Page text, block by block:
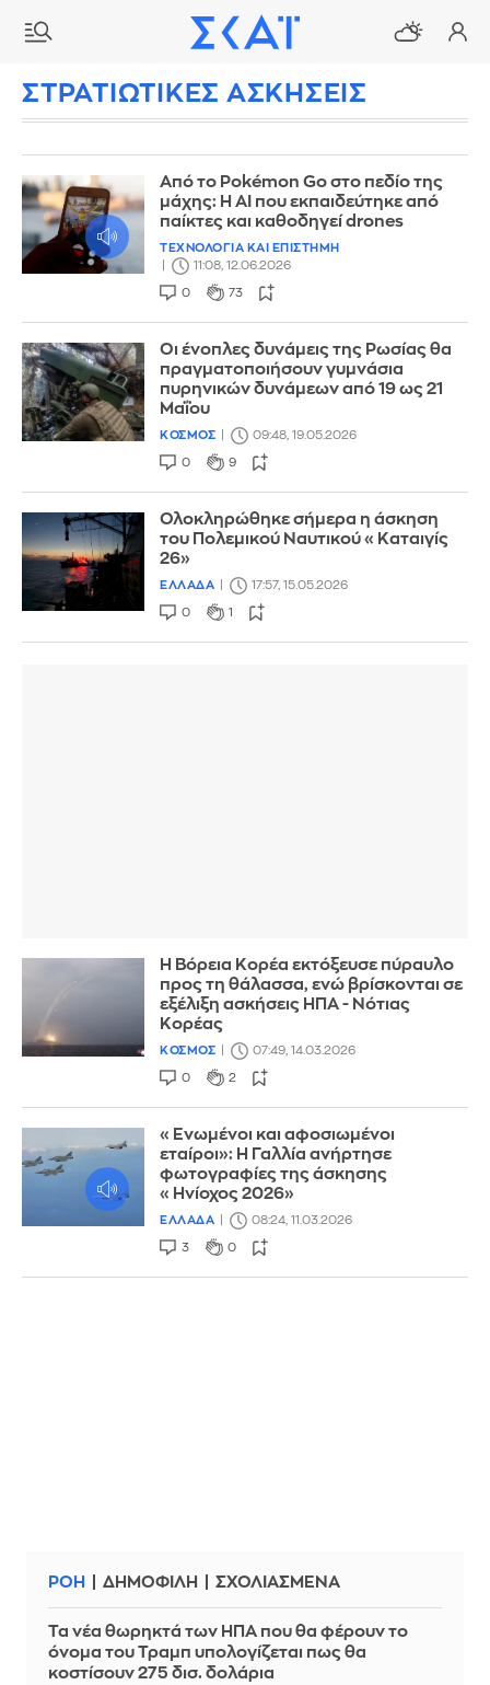
ΣΤΡΑΤΙΩΤΙΚΕΣ ΑΣΚΗΣΕΙΣ
Από το Pokémon Go στο πεδίο της
μάχης: Η AI που εκπαιδεύτηκε από
παίκτες και καθοδηγεί drones
ΤΕΧΝΟΛΟΓΙΑ ΚΑΙ ΕΠΙΣΤΗΜΗ
11:08, 12.06.2026
0 73
Οι ένοπλες δυνάμεις της Ρωσίας θα
πραγματοποιήσουν γυμνάσια
πυρηνικών δυνάμεων από 19 ως 21
Μαΐου
ΚΟΣΜΟΣ 09:48, 19.05.2026
0 9
Ολοκληρώθηκε σήμερα η άσκηση
του Πολεμικού Ναυτικού «Καταιγίς
26»
ΕΛΛΑΔΑ 17:57, 15.05.2026
0 1
Η Βόρεια Κορέα εκτόξευσε πύραυλο
προς τη θάλασσα, ενώ βρίσκονται σε
εξέλιξη ασκήσεις ΗΠΑ - Νότιας
Κορέας
ΚΟΣΜΟΣ 07:49, 14.03.2026
0 2
«Ενωμένοι και αφοσιωμένοι
εταίροι»: Η Γαλλία ανήρτησε
φωτογραφίες της άσκησης
«Ηνίοχος 2026»
ΕΛΛΑΔΑ 08:24, 11.03.2026
3 0
ΡΟΗ ΔΗΜΟΦΙΛΗ ΣΧΟΛΙΑΣΜΕΝΑ
Τα νέα θωρηκτά των ΗΠΑ που θα φέρουν το
όνομα του Τραμπ υπολογίζεται πως θα
κοστίσουν 275 δισ. δολάρια